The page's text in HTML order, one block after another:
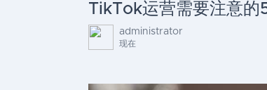
TikTok运营需要注意的
administrator
现在